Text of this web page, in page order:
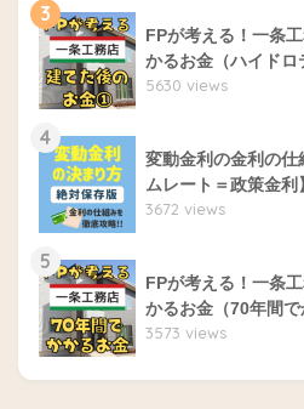
3
FPが考える！一条
かるお金（ハイドロ
5630 views
4
変動金利の金利の仕
ムレート＝政策金利
3672 views
5
FPが考える！一条
かるお金（70年間で
3573 views